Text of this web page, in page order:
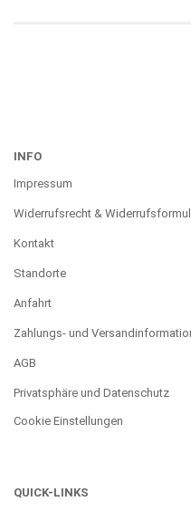
INFO
Impressum
Widerrufsrecht &
Kontakt
Standorte
Anfahrt
Zahlungs- und
AGB
Privatsphäre und Datenschutz
Cookie Einstellungen
QUICK-LINKS